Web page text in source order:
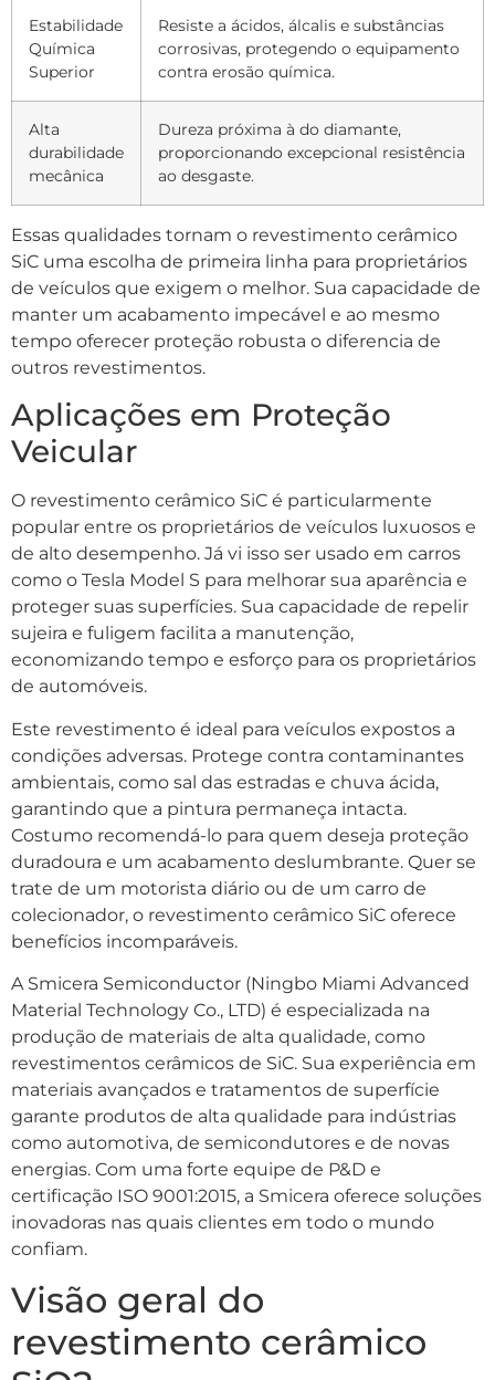
Estabilidade
Química
Superior
Resiste a ácidos, álcalis e substâncias
corrosivas, protegendo o equipamento
contra erosão química.
Alta
durabilidade
mecânica
Dureza próxima à do diamante,
proporcionando excepcional resistência
ao desgaste.
Essas qualidades tornam o revestimento cerâmico
SiC uma escolha de primeira linha para proprietários
de veículos que exigem o melhor. Sua capacidade de
manter um acabamento impecável e ao mesmo
tempo oferecer proteção robusta o diferencia de
outros revestimentos.
Aplicações em Proteção
Veicular
O revestimento cerâmico SiC é particularmente
popular entre os proprietários de veículos luxuosos e
de alto desempenho. Já vi isso ser usado em carros
como o Tesla Model S para melhorar sua aparência e
proteger suas superfícies. Sua capacidade de repelir
sujeira e fuligem facilita a manutenção,
economizando tempo e esforço para os proprietários
de automóveis.
Este revestimento é ideal para veículos expostos a
condições adversas. Protege contra contaminantes
ambientais, como sal das estradas e chuva ácida,
garantindo que a pintura permaneça intacta.
Costumo recomendá-lo para quem deseja proteção
duradoura e um acabamento deslumbrante. Quer se
trate de um motorista diário ou de um carro de
colecionador, o revestimento cerâmico SiC oferece
benefícios incomparáveis.
A Smicera Semiconductor (Ningbo Miami Advanced
Material Technology Co., LTD) é especializada na
produção de materiais de alta qualidade, como
revestimentos cerâmicos de SiC. Sua experiência em
materiais avançados e tratamentos de superfície
garante produtos de alta qualidade para indústrias
como automotiva, de semicondutores e de novas
energias. Com uma forte equipe de P&D e
certificação ISO 9001:2015, a Smicera oferece soluções
inovadoras nas quais clientes em todo o mundo
confiam.
Visão geral do
revestimento cerâmico